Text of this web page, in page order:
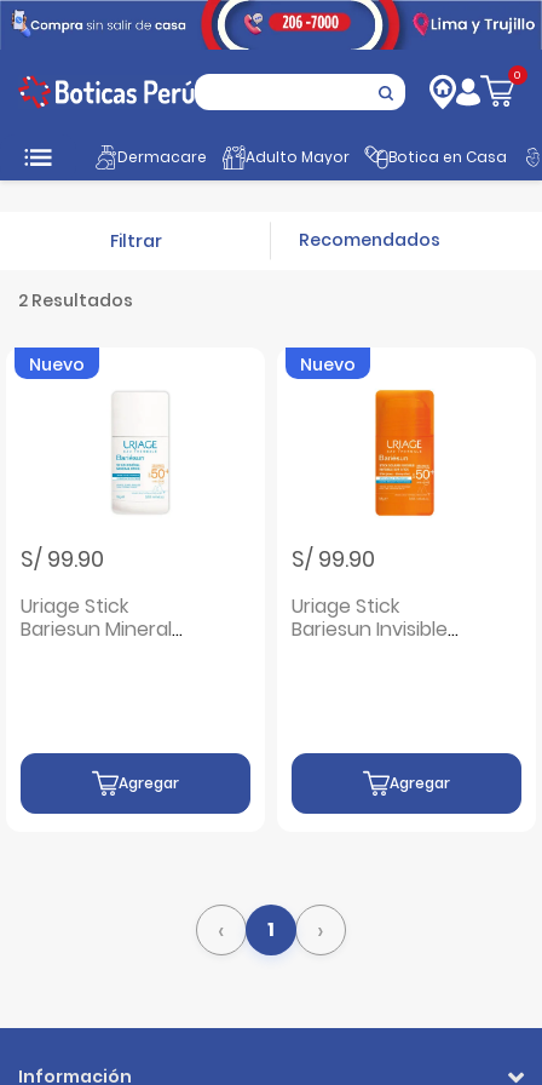
0
Dermacare Adulto Mayor Botica en Casa
Inicio Promociones Dermocosmética Uriage
2 Resultados
Filtrar
Nuevo
S/ 99.90
Uriage Stick
Bariesun Mineral
Agregar
Nuevo
S/ 99.90
Uriage Stick
Bariesun Invisible
Agregar
‹ 1 ›
Información